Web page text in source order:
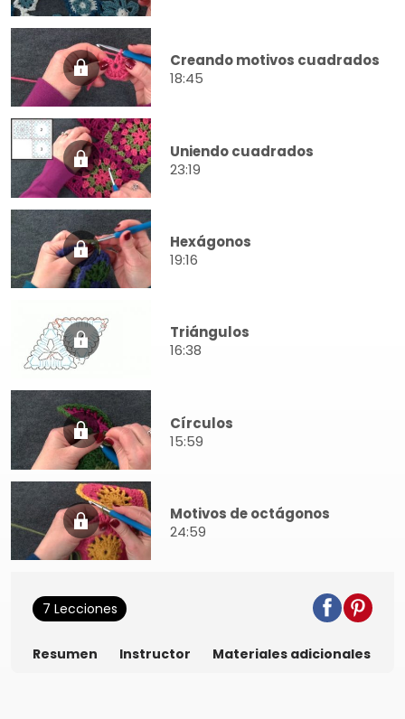
Creando motivos cuadrados
18:45
Uniendo cuadrados
23:19
Hexágonos
19:16
Triángulos
16:38
Círculos
15:59
Motivos de octágonos
24:59
7 Lecciones
Resumen Instructor Materiales adicionales